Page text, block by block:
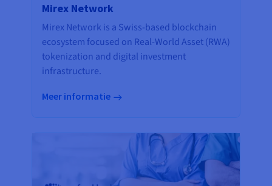
Mirex Network
Mirex Network is a Swiss-based blockchain
ecosystem focused on Real-World Asset (RWA)
tokenization and digital investment
infrastructure.
Meer informatie